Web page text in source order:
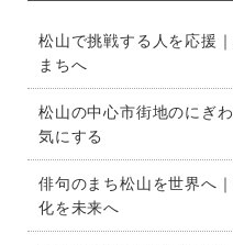
松山で挑戦する人を応援
まちへ
松山の中心市街地のにぎ
気にする
俳句のまち松山を世界へ
化を未来へ